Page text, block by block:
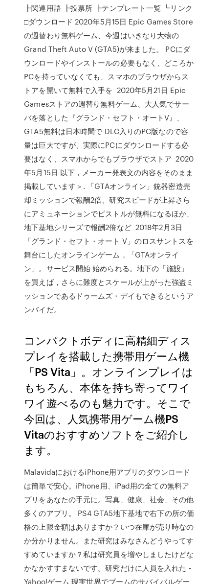
┣関連用語 ┣投票所 ┣テンプレート一覧 ┗リンク
□ダウンロード 2020年5月15日 Epic Games Store
の週替わり無料ゲーム、今週はいきなり大物の
Grand Theft Auto V (GTA5)が来ました。 PCにダ
ウンロードやインストールの必要もなく、どころか
PCを持っていなくても、スマホのブラウザからス
トアを開いて無料で入手を 2020年5月21日 Epic
Gamesストアの週替り無料ゲーム、大人気でサー
バを落とした『グランド・セフト・オートV』、
GTA5無料は日本時間で DLC入りのPC版なので容
量は巨大ですが、実際にPCにダウンロードする必
要はなく、スマホからでもブラウザでストア 2020
年5月15日 以下，メーカー発表文の内容をそのまま
掲載しています＞. 「GTAオンライン」銃器密造売
却ミッションで報酬2倍、研究スピードが上昇さら
にアミュネーションでピストルが無料になるほか、
地下基地シリーズで報酬2倍など 2018年2月3日
「グランド・セフト・オート V」のロスサントスを
舞台にしたオンラインゲーム，「GTAオンライ
ン」。サービス開始 始められる。地下の「施設」
を買えば，さらに難度とスケールが上がった強盗ミ
ッションであるドゥームズ・デイもできるというア
ンバイだ。
コンパクトボディに高精細ディス
プレイを搭載した携帯用ゲーム機
「PS Vita」。オンラインプレイは
もちろん、本体を持ち寄ってワイ
ワイ遊べるのも魅力です。そこで
今回は、人気携帯用ゲーム機PS
Vitaのおすすめソフトをご紹介し
ます。
MalavidaにおけるiPhone用アプリのダウンロード
は簡単で安心。iPhone用、iPad用の全ての無料ア
プリをあなたの手元に。写真、健康、社会、その他
多くのアプリ。 PS4 GTA5地下基地で右下の所の価
格の上限金額はありますか？いつ在庫が売り時なの
か分かりません。また研究はみなさんどうやってす
すめていますか？私は研究員を増やしましたけどな
かなかすすまないです。研究だけに人員を入れた -
Yahoo!ゲーム 現実世界でブームのサバイバルゲー